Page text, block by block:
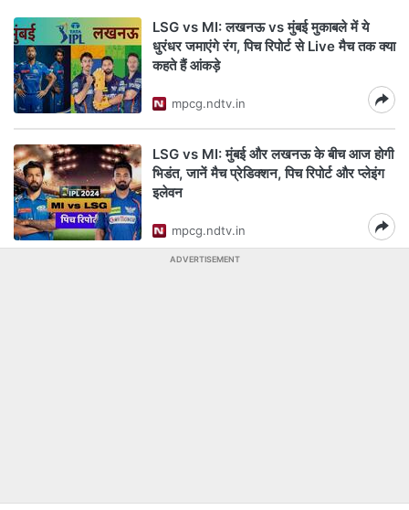
LSG vs MI: लखनऊ vs मुंबई मुकाबले में ये
धुरंधर जमाएंगे रंग, पिच रिपोर्ट से Live मैच तक क्या
कहते हैं आंकड़े
mpcg.ndtv.in
LSG vs MI: मुंबई और लखनऊ के बीच आज होगी
भिडंत, जानें मैच प्रेडिक्शन, पिच रिपोर्ट और प्लेइंग
इलेवन
mpcg.ndtv.in
ADVERTISEMENT